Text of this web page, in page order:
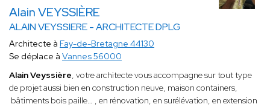
Alain VEYSSIÈRE
ALAIN VEYSSIERE - ARCHITECTE DPLG
Architecte à Fay-de-Bretagne 44130
Se déplace à Vannes 56000
Alain Veyssière, votre architectevous accompagne sur tout type
de projet aussi bien en construction neuve, maison containers,
bâtiments bois paille… , en rénovation, en surélévation, en extension